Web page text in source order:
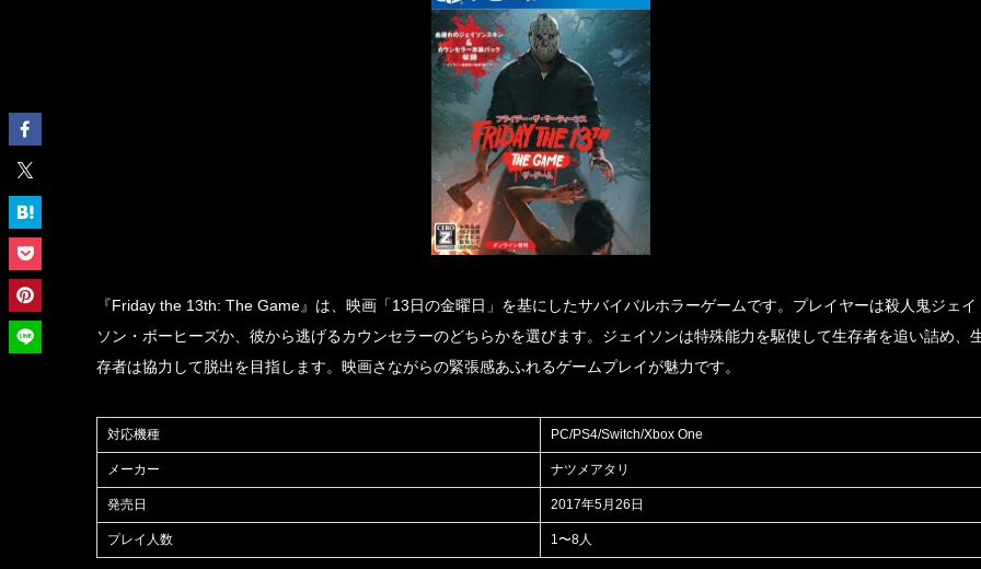
『Friday the 13th: The Game』は、映画「13日の金曜日」を基にしたサバイバルホラーゲームです。プレイヤーは殺人鬼ジェイ
ソン・ボーヒーズか、彼から逃げるカウンセラーのどちらかを選びます。ジェイソンは特殊能力を駆使して生存者を追い詰め、
存者は協力して脱出を目指します。映画さながらの緊張感あふれるゲームプレイが魅力です。
対応機種 PC/PS4/Switch/Xbox One
メーカー ナツメアタリ
発売日 2017年5月26日
プレイ人数 1〜8人